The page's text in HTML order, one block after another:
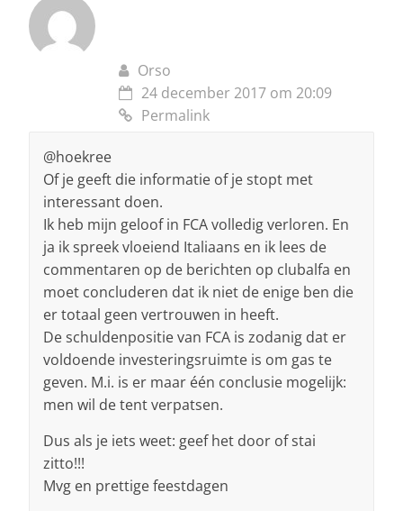
Orso
24 december 2017 om 20:09
Permalink
@hoekree
Of je geeft die informatie of je stopt met
interessant doen.
Ik heb mijn geloof in FCA volledig verloren. En
ja ik spreek vloeiend Italiaans en ik lees de
commentaren op de berichten op clubalfa en
moet concluderen dat ik niet de enige ben die
er totaal geen vertrouwen in heeft.
De schuldenpositie van FCA is zodanig dat er
voldoende investeringsruimte is om gas te
geven. M.i. is er maar één conclusie mogelijk:
men wil de tent verpatsen.
Dus als je iets weet: geef het door of stai
zitto!!!
Mvg en prettige feestdagen